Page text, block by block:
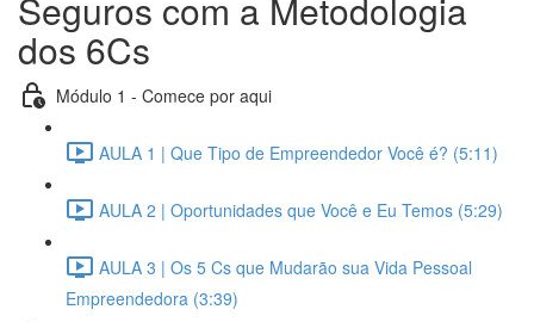
dos 6Cs
Módulo 1 - Comece por aqui
AULA 1 | Que Tipo de Empreendedor Você é? (5:11)
AULA 2 | Oportunidades que Você e Eu Temos (5:29)
AULA 3 | Os 5 Cs que Mudarão sua Vida Pessoal
Empreendedora (3:39)